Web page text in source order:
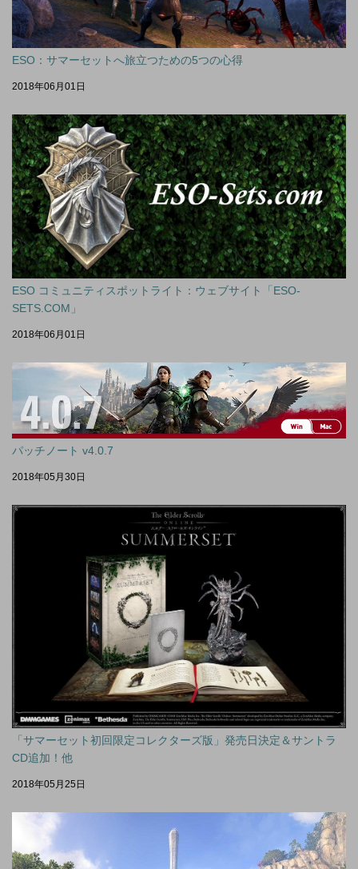
ESO：サマーセットへ旅立つための5つの心得
2018年06月01日
ESO コミュニティスポットライト：ウェブサイト「ESO-
SETS.COM」
2018年06月01日
パッチノート v4.0.7
2018年05月30日
「サマーセット初回限定コレクターズ版」発売日決定＆サントラ
CD追加！他
2018年05月25日